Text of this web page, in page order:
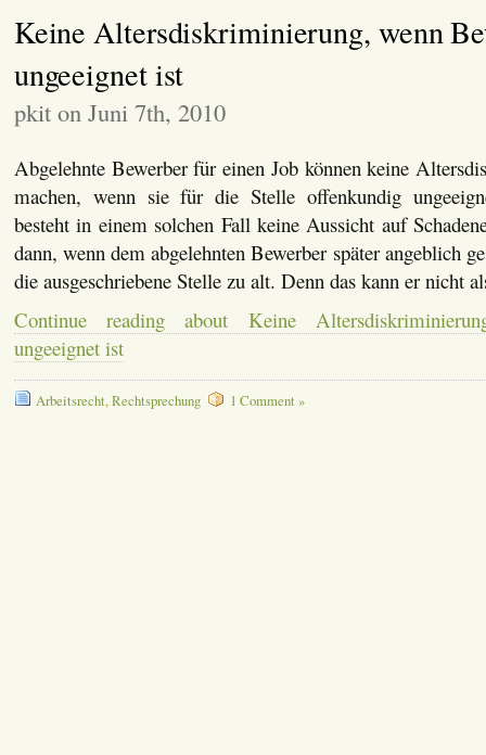
Keine Altersdiskriminierung, wenn
ungeeignet ist
pkit on Juni 7th, 2010
Abgelehnte Bewerber für einen Job können keine
machen, wenn sie für die Stelle offenkundig
besteht in einem solchen Fall keine Aussicht auf
dann, wenn dem abgelehnten Bewerber später angeblich
die ausgeschriebene Stelle zu alt. Denn das kann er nicht
Continue reading about Keine
ungeeignet ist
Arbeitsrecht,Rechtsprechung 1 Comment »